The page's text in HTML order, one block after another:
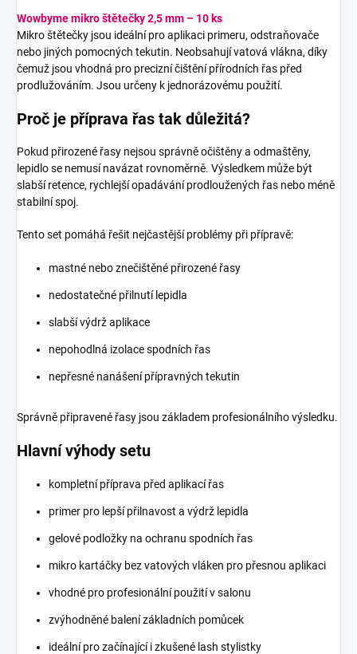
Wowbyme mikro štětečky 2,5 mm – 10 ks
Mikro štětečky jsou ideální pro aplikaci primeru, odstraňovače
nebo jiných pomocných tekutin. Neobsahují vatová vlákna, díky
čemuž jsou vhodná pro precizní čištění přírodních řas před
prodlužováním. Jsou určeny k jednorázovému použití.
Proč je příprava řas tak důležitá?
Pokud přirozené řasy nejsou správně očištěny a odmaštěny,
lepidlo se nemusí navázat rovnoměrně. Výsledkem může být
slabší retence, rychlejší opadávání prodloužených řas nebo méně
stabilní spoj.
Tento set pomáhá řešit nejčastější problémy při přípravě:
mastné nebo znečištěné přirozené řasy
nedostatečné přilnutí lepidla
slabší výdrž aplikace
nepohodlná izolace spodních řas
nepřesné nanášení přípravných tekutin
Správně připravené řasy jsou základem profesionálního výsledku.
Hlavní výhody setu
kompletní příprava před aplikací řas
primer pro lepší přilnavost a výdrž lepidla
gelové podložky na ochranu spodních řas
mikro kartáčky bez vatových vláken pro přesnou aplikaci
vhodné pro profesionální použití v salonu
zvýhodněné balení základních pomůcek
ideální pro začínající i zkušené lash stylistky